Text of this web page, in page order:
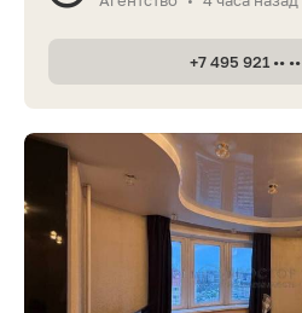
+7 495 921 •• ••